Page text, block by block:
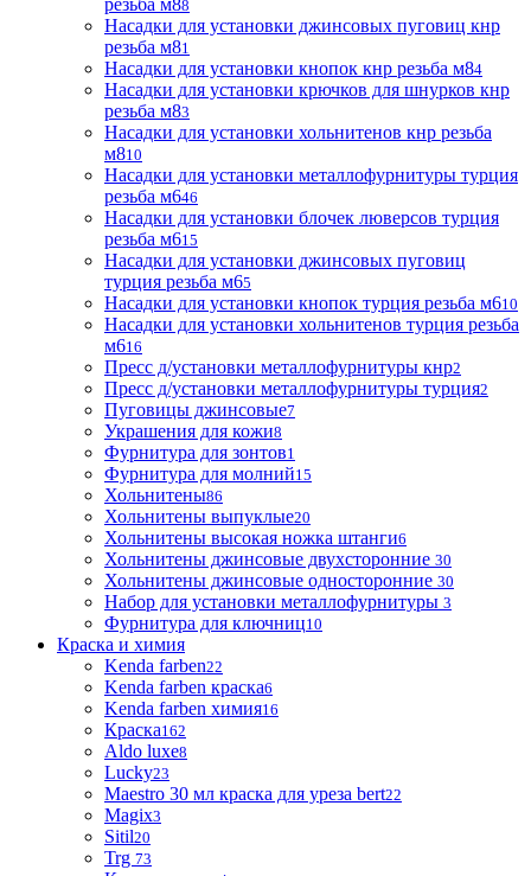
резьба м88
Насадки для установки джинсовых пуговиц кнр
резьба м81
Насадки для установки кнопок кнр резьба м84
Насадки для установки крючков для шнурков кнр
резьба м83
Насадки для установки хольнитенов кнр резьба
м810
Насадки для установки металлофурнитуры турция
резьба м646
Насадки для установки блочек люверсов турция
резьба м615
Насадки для установки джинсовых пуговиц
турция резьба м65
Насадки для установки кнопок турция резьба м610
Насадки для установки хольнитенов турция резьба
м616
Пресс д/установки металлофурнитуры кнр2
Пресс д/установки металлофурнитуры турция2
Пуговицы джинсовые7
Украшения для кожи8
Фурнитура для зонтов1
Фурнитура для молний15
Хольнитены86
Хольнитены выпуклые20
Хольнитены высокая ножка штанги6
Хольнитены джинсовые двухсторонние 30
Хольнитены джинсовые односторонние 30
Набор для установки металлофурнитуры 3
Фурнитура для ключниц10
Краска и химия
Kenda farben22
Kenda farben краска6
Kenda farben химия16
Краска162
Aldo luxe8
Lucky23
Maestro 30 мл краска для уреза bert22
Magix3
Sitil20
Trg 73